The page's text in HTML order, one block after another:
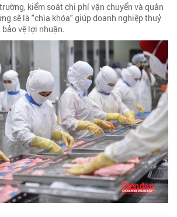
kiểm soát chi phí vận chuyển và quản
sẽ là "chìa khóa" giúp doanh nghiệp thuỷ
vệ lợi nhuận.